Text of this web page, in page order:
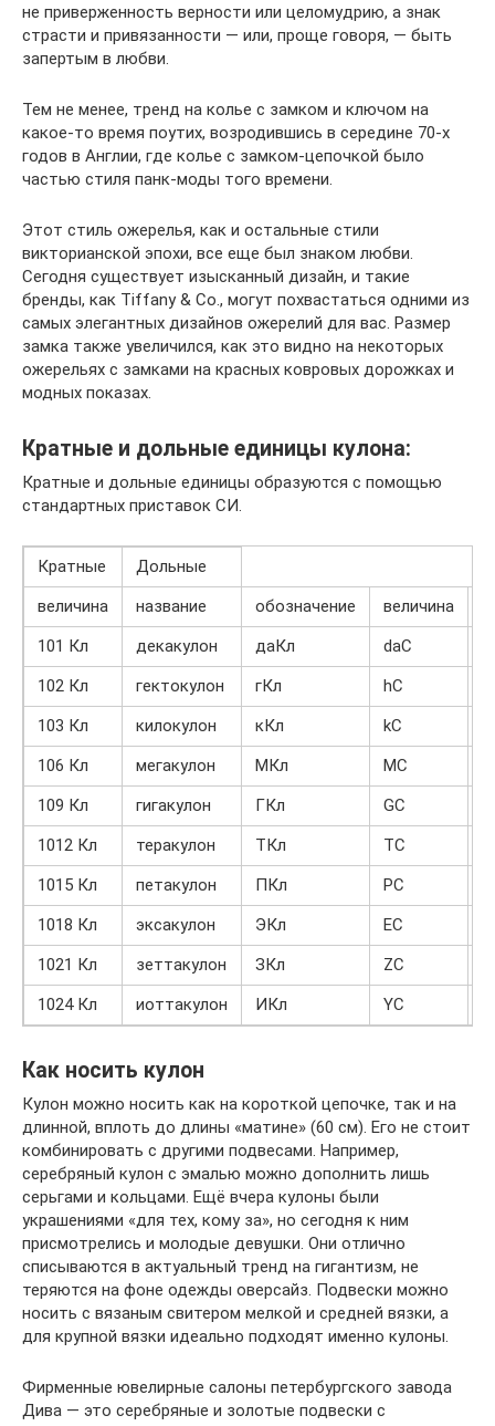
не приверженность верности или целомудрию, а знак
страсти и привязанности — или, проще говоря, — быть
запертым в любви.
Тем не менее, тренд на колье с замком и ключом на
какое-то время поутих, возродившись в середине 70-х
годов в Англии, где колье с замком-цепочкой было
частью стиля панк-моды того времени.
Этот стиль ожерелья, как и остальные стили
викторианской эпохи, все еще был знаком любви.
Сегодня существует изысканный дизайн, и такие
бренды, как Tiffany & Co., могут похвастаться одними из
самых элегантных дизайнов ожерелий для вас. Размер
замка также увеличился, как это видно на некоторых
ожерельях с замками на красных ковровых дорожках и
модных показах.
Кратные и дольные единицы кулона:
Кратные и дольные единицы образуются с помощью
стандартных приставок СИ.
Кратные
Дольные
величина
название обозначение величина
101 Кл
декакулон даКл daC
102 Кл
гектокулон гКл hC
103 Кл
килокулон кКл kC
106 Кл
мегакулон МКл MC
109 Кл
гигакулон ГКл GC
1012 Кл
теракулон ТКл TC
1015 Кл
петакулон ПКл PC
1018 Кл
эксакулон ЭКл EC
1021 Кл
зеттакулон ЗКл ZC
1024 Кл
иоттакулон ИКл YC
Как носить кулон
Кулон можно носить как на короткой цепочке, так и на
длинной, вплоть до длины «матине» (60 см). Его не стоит
комбинировать с другими подвесами. Например,
серебряный кулон с эмалью можно дополнить лишь
серьгами и кольцами. Ещё вчера кулоны были
украшениями «для тех, кому за», но сегодня к ним
присмотрелись и молодые девушки. Они отлично
списываются в актуальный тренд на гигантизм, не
теряются на фоне одежды оверсайз. Подвески можно
носить с вязаным свитером мелкой и средней вязки, а
для крупной вязки идеально подходят именно кулоны.
Фирменные ювелирные салоны петербургского завода
Дива — это серебряные и золотые подвески с